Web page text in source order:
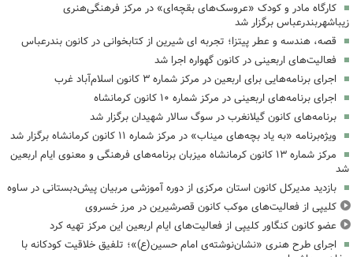
کارگاه مادر و کودک «عروسک‌های بقچه‌ای» در مرکز فرهنگی‌هنری
زیباشهربندرعباس برگزار شد
قصه، هندسه و عطر پیتزا؛ تجربه ای شیرین از کتابخوانی در کانون بندرعباس
فعالیت‌های اربعینی در کانون گهواره اجرا شد
اجرای برنامه‌هایی برای اربعین در مرکز شماره ۳ کانون اسلام‌آباد غرب
اجرای برنامه‌های اربعینی در مرکز شماره ۱۰ کانون کرمانشاه
برنامه‌های کانون گیلانغرب در سوگ سالار شهیدان برگزار شد
ویژه‌برنامه «به یاد بچه‌های میناب» در مرکز شماره ۱۱ کانون کرمانشاه برگزار شد
مرکز شماره ۱۳ کانون کرمانشاه میزبان برنامه‌های فرهنگی و معنوی ایام اربعین
شد
بازدید مدیرکل کانون استان مرکزی از دوره آموزشی مربیان پیش‌دبستانی در ساوه
کلیپی از فعالیت‌های موکب کانون قصرشیرین در مرز خسروی
عضو کانون کنگاور کلیپی از فعالیت‌های ایام اربعین این مرکز تهیه کرد
اجرای طرح هنری «نشان‌نوشته‌ی امام حسین(ع)»؛ تلفیق خلاقیت کودکانه با